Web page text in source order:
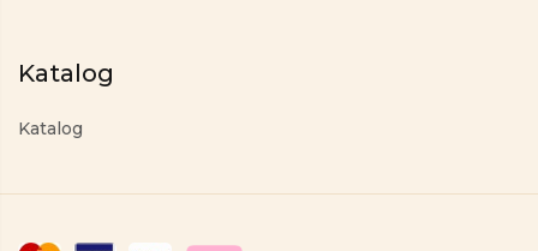
Katalog
Katalog